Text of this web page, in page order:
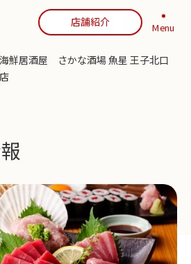
店舗紹介 Menu
海鮮居酒屋 さかな酒場 魚星 王子北口
店